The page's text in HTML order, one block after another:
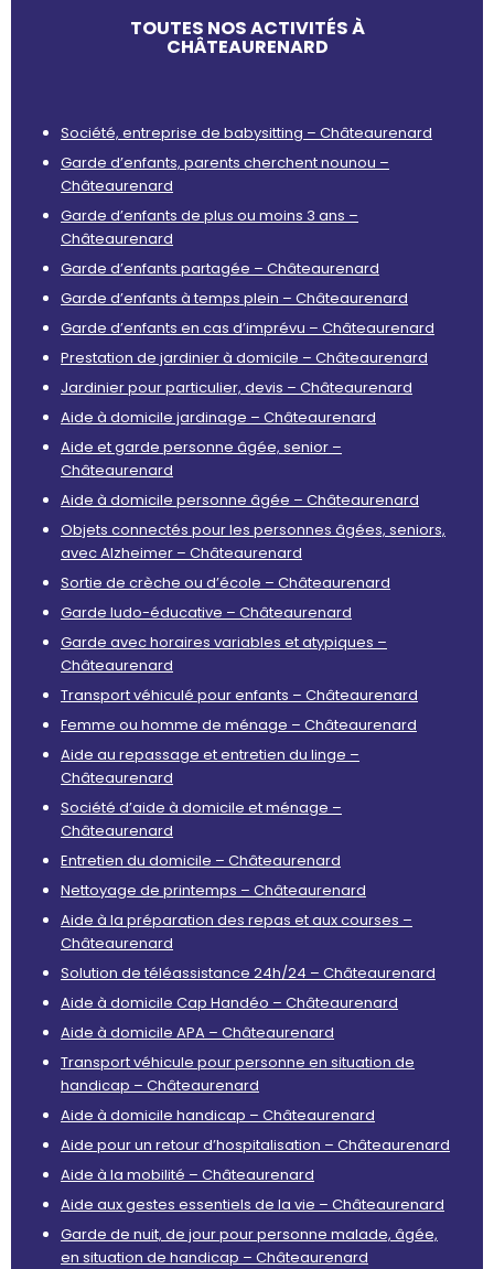
TOUTES NOS ACTIVITÉS À
CHÂTEAURENARD
Société, entreprise de babysitting – Châteaurenard
Garde d’enfants, parents cherchent nounou –
Châteaurenard
Garde d’enfants de plus ou moins 3 ans –
Châteaurenard
Garde d’enfants partagée – Châteaurenard
Garde d’enfants à temps plein – Châteaurenard
Garde d’enfants en cas d’imprévu – Châteaurenard
Prestation de jardinier à domicile – Châteaurenard
Jardinier pour particulier, devis – Châteaurenard
Aide à domicile jardinage – Châteaurenard
Aide et garde personne âgée, senior –
Châteaurenard
Aide à domicile personne âgée – Châteaurenard
Objets connectés pour les personnes âgées, seniors,
avec Alzheimer – Châteaurenard
Sortie de crèche ou d’école – Châteaurenard
Garde ludo-éducative – Châteaurenard
Garde avec horaires variables et atypiques –
Châteaurenard
Transport véhiculé pour enfants – Châteaurenard
Femme ou homme de ménage – Châteaurenard
Aide au repassage et entretien du linge –
Châteaurenard
Société d’aide à domicile et ménage –
Châteaurenard
Entretien du domicile – Châteaurenard
Nettoyage de printemps – Châteaurenard
Aide à la préparation des repas et aux courses –
Châteaurenard
Solution de téléassistance 24h/24 – Châteaurenard
Aide à domicile Cap Handéo – Châteaurenard
Aide à domicile APA – Châteaurenard
Transport véhicule pour personne en situation de
handicap – Châteaurenard
Aide à domicile handicap – Châteaurenard
Aide pour un retour d’hospitalisation – Châteaurenard
Aide à la mobilité – Châteaurenard
Aide aux gestes essentiels de la vie – Châteaurenard
Garde de nuit, de jour pour personne malade, âgée,
en situation de handicap – Châteaurenard